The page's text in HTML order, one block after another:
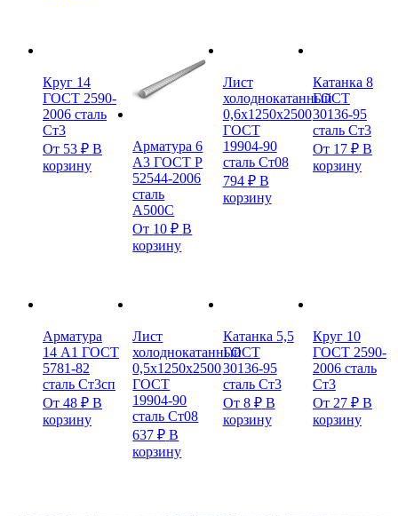
Круг 14
ГОСТ 2590-
2006 сталь
Ст3
От 53 ₽ В
корзину
Арматура 6
А3 ГОСТ Р
52544-2006
сталь
А500С
От 10₽ В
корзину
Лист
холоднокатанный
0,6х1250х2500
ГОСТ
19904-90
сталь Ст08
794 ₽ В
корзину
Катанка 8
ГОСТ
30136-95
сталь Ст3
От 17 ₽ В
корзину
Арматура
14 А1 ГОСТ
5781-82
сталь Ст3сп
От 48 ₽ В
корзину
Лист
холоднокатанный
0,5х1250х2500
ГОСТ
19904-90
сталь Ст08
637₽ В
корзину
Катанка 5,5
ГОСТ
30136-95
сталь Ст3
От 8 ₽ В
корзину
Круг 10
ГОСТ 2590-
2006 сталь
Ст3
От 27 ₽ В
корзину